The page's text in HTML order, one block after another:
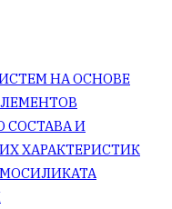
НА ОСНОВЕ
СОСТАВА И
ХАРАКТЕРИСТИК